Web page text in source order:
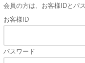
会員の方は、お客様IDとパ
お客様ID
パスワード